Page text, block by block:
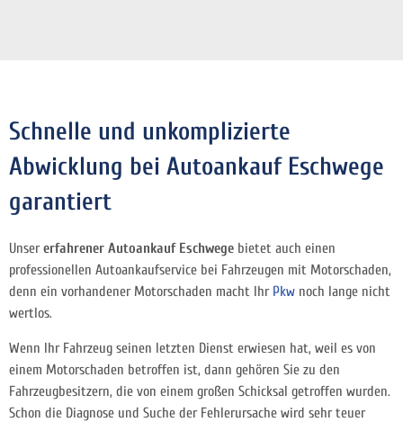
Schnelle und unkomplizierte
Abwicklung bei Autoankauf Eschwege
garantiert
Unsererfahrener Autoankauf Eschwege bietet auch einen
professionellen Autoankaufservice bei Fahrzeugen mit Motorschaden,
denn ein vorhandener Motorschaden macht Ihr Pkw noch lange nicht
wertlos.
Wenn Ihr Fahrzeug seinen letzten Dienst erwiesen hat, weil es von
einem Motorschaden betroffen ist, dann gehören Sie zu den
Fahrzeugbesitzern, die von einem großen Schicksal getroffen wurden.
Schon die Diagnose und Suche der Fehlerursache wird sehr teuer